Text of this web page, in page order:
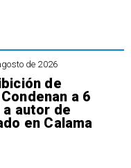
de 2026
de
a 6
autor de
en Calama